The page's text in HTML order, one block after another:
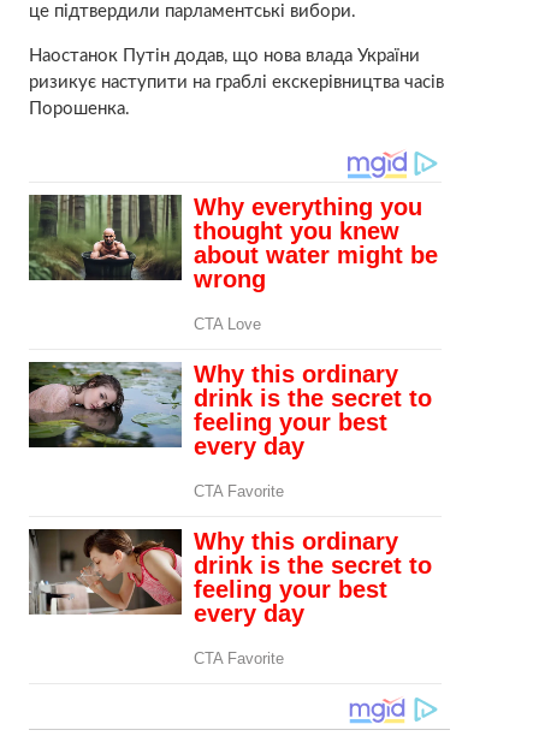
це підтвердили парламентські вибори.
Наостанок Путін додав, що нова влада України
ризикує наступити на граблі екскерівництва часів
Порошенка.